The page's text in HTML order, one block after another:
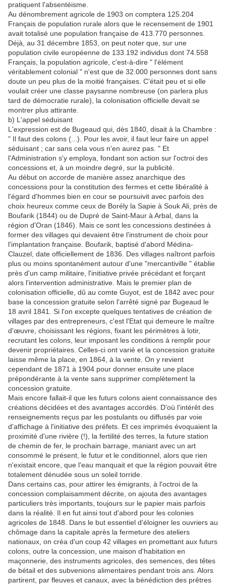
pratiquent l'absentéisme.
Au dénombrement agricole de 1903 on comptera 125.204
Français de population rurale alors que le recensement de 1901
avait totalisé une population française de 413.770 personnes.
Déjà, au 31 décembre 1853, on peut noter que, sur une
population civile européenne de 133.192 individus dont 74.558
Français, la population agricole, c'est-à-dire " l'élément
véritablement colonial " n'est que de 32.000 personnes dont sans
doute un peu plus de la moitié françaises. C'était peu et si elle
voulait créer une classe paysanne nombreuse (on parlera plus
tard de démocratie rurale), la colonisation officielle devait se
montrer plus attirante.
b) L'appel séduisant
L'expression est de Bugeaud qui, dès 1840, disait à la Chambre :
" Il faut des colons (...). Pour les avoir, il faut leur faire un appel
séduisant ; car sans cela vous n'en aurez pas. " Et
l'Administration s'y employa, fondant son action sur l'octroi des
concessions et, à un moindre degré, sur la publicité.
Au début on accorde de manière assez anarchique des
concessions pour la constitution des fermes et cette libéralité à
l'égard d'hommes bien en cour se poursuivit avec parfois des
choix heureux comme ceux de Borély la Sapie à Souk Ali, près de
Boufarik (1844) ou de Dupré de Saint-Maur à Arbal, dans la
région d'Oran (1846). Mais ce sont les concessions destinées à
former des villages qui devaient être l'instrument de choix pour
l'implantation française. Boufarik, baptisé d'abord Médina-
Clauzel, date officiellement de 1836. Des villages naîtront parfois
plus ou moins spontanément autour d'une "mercantiville " établie
près d'un camp militaire, l'initiative privée précédant et forçant
alors l'intervention administrative. Mais le premier plan de
colonisation officielle, dû au comte Guyot, est de 1842 avec pour
base la concession gratuite selon l'arrêté signé par Bugeaud le
18 avril 1841. Si l'on excepte quelques tentatives de création de
villages par des entrepreneurs, c'est l'Etat qui demeure le maître
d'œuvre, choisissant les régions, fixant les périmètres à lotir,
recrutant les colons, leur imposant les conditions à remplir pour
devenir propriétaires. Celles-ci ont varié et la concession gratuite
laisse même la place, en 1864, à la vente. On y revient
cependant de 1871 à 1904 pour donner ensuite une place
prépondérante à la vente sans supprimer complètement la
concession gratuite.
Mais encore fallait-il que les futurs colons aient connaissance des
créations décidées et des avantages accordés. D'où l'intérêt des
renseignements reçus par les postulants ou diffusés par voie
d'affichage à l'initiative des préfets. Et ces imprimés évoquaient la
proximité d'une rivière (!), la fertilité des terres, la future station
de chemin de fer, le prochain barrage, maniant avec un art
consommé le présent, le futur et le conditionnel, alors que rien
n'existait encore, que l'eau manquait et que la région pouvait être
totalement dénudée sous un soleil torride.
Dans certains cas, pour attirer les émigrants, à l'octroi de la
concession complaisamment décrite, on ajouta des avantages
particuliers très importants, toujours sur le papier mais parfois
dans la réalité. Il en fut ainsi tout d'abord pour les colonies
agricoles de 1848. Dans le but essentiel d'éloigner les ouvriers au
chômage dans la capitale après la fermeture des ateliers
nationaux, on créa d'un coup 42 villages en promettant aux futurs
colons, outre la concession, une maison d'habitation en
maçonnerie, des instruments agricoles, des semences, des têtes
de bétail et des subvenions alimentaires pendant trois ans. Alors
partirent, par fleuves et canaux, avec la bénédiction des prêtres